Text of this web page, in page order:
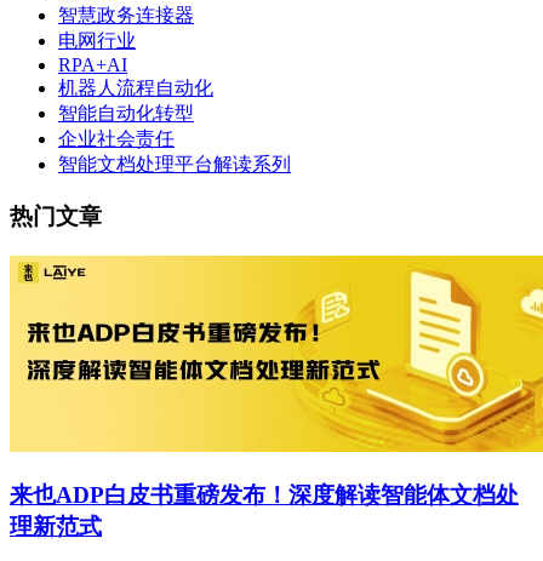
智慧政务连接器
电网行业
RPA+AI
机器人流程自动化
智能自动化转型
企业社会责任
智能文档处理平台解读系列
热门文章
来也ADP白皮书重磅发布！深度解读智能体文档处
理新范式